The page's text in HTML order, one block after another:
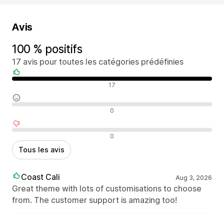
Avis
100 % positifs
17 avis pour toutes les catégories prédéfinies
Avis positifs 17
Avis neutres 0
Avis négatifs 0
Tous les avis
Coast Cali Aug 3, 2026
Great theme with lots of customisations to choose
from. The customer support is amazing too!